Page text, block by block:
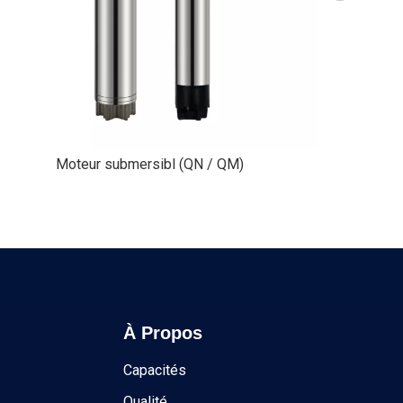
Moteur submersibl (QN / QM)
À Propos
Capacités